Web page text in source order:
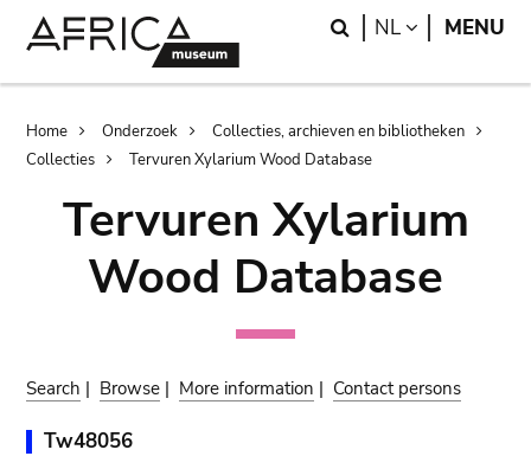
Search
NL LANGUAGE
MENU
Breadcrumb
Home Onderzoek
Collecties, archieven en bibliotheken
Collecties
Tervuren Xylarium Wood Database
Tervuren Xylarium
Wood Database
Search | Browse | More information | Contact persons
Tw48056